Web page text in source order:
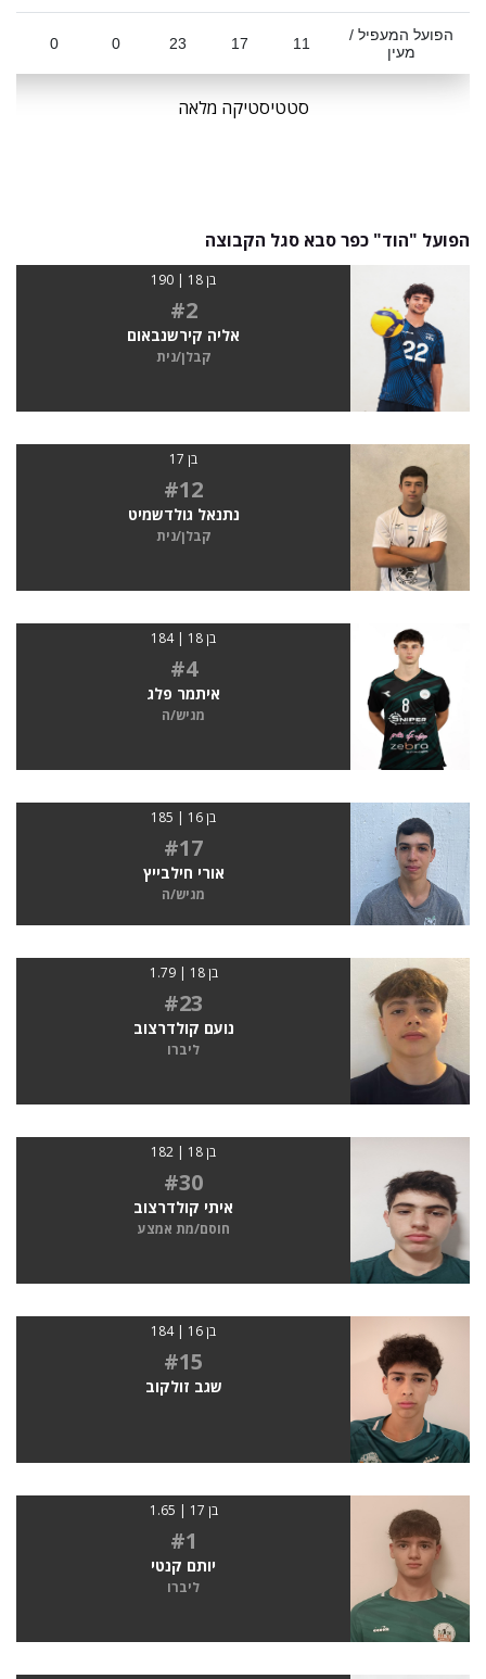
הפועל המעפיל /
מעין
11
17
23
0
0
סטטיסטיקה מלאה
הפועל "הוד" כפר סבא סגל הקבוצה
בן 18 | 190
#2
אליה קירשנבאום
קבלן/נית
בן 17
#12
נתנאל גולדשמיט
קבלן/נית
בן 18 | 184
#4
איתמר פלג
מגיש/ה
בן 16 | 185
#17
אורי חילבייץ
מגיש/ה
בן 18 | 1.79
#23
נועם קולדרצוב
ליברו
בן 18 | 182
#30
איתי קולדרצוב
חוסם/מת אמצע
בן 16 | 184
#15
שגב זולקוב
בן 17 | 1.65
#1
יותם קנטי
ליברו